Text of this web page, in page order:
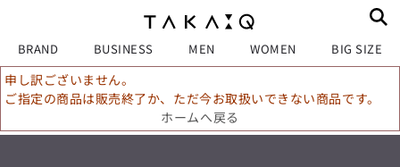
BRAND BUSINESS MEN WOMEN BIG SIZE
申し訳ございません。
ご指定の商品は販売終了か、ただ今お取扱いできない商品です。
ホームへ戻る